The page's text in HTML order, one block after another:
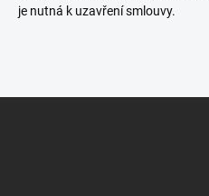
je nutná k uzavření smlouvy.